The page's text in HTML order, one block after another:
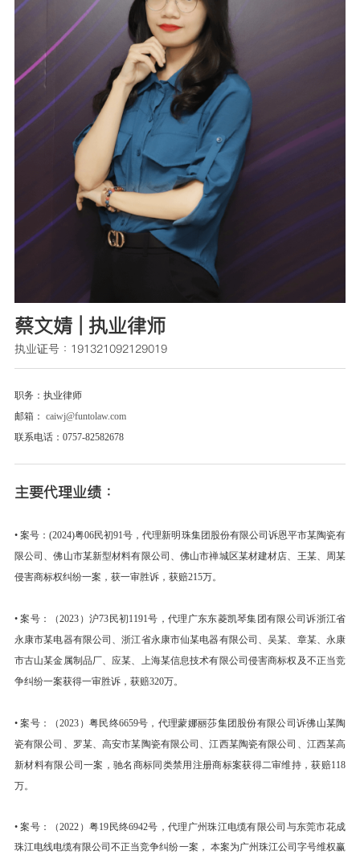
蔡文婧 | 执业律师
执业证号：191321092129019
职务：执业律师
邮箱： caiwj@funtolaw.com
联系电话：0757-82582678
主要代理业绩：
• 案号：(2024)粤06民初91号，代理新明珠集团股份有限公司诉恩平市某陶瓷有
限公司、佛山市某新型材料有限公司、佛山市禅城区某材建材店、王某、周某
侵害商标权纠纷一案，获一审胜诉，获赔215万。
•案号： （2023）沪73民初1191号 ，代理广东东菱凯琴集团有限公司诉浙江省
永康市某电器有限公司、浙江省永康市仙某电器有限公司、吴某、章某、永康
市古山某金属制品厂、应某、上海某信息技术有限公司侵害商标权及不正当竞
争纠纷一案获得一审胜诉，获赔320万。
•案号： （2023）粤民终6659号 ，代理蒙娜丽莎集团股份有限公司诉佛山某陶
瓷有限公司、罗某、高安市某陶瓷有限公司、江西某陶瓷有限公司、江西某高
新材料有限公司一案，驰名商标同类禁用注册商标案获得二审维持，获赔118
万。
• 案号：（2022）粤19民终6942号，代理广州珠江电缆有限公司与东莞市花成
珠江电线电缆有限公司不正当竞争纠纷一案， 本案为广州珠江公司字号维权赢